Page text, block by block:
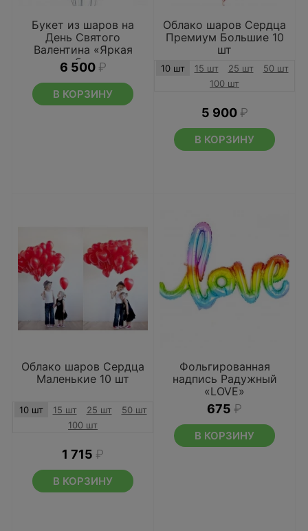
Букет из шаров на
День Святого
Валентина «Яркая
любовь»
6 500 ₽
В КОРЗИНУ
Облако шаров Сердца
Премиум Большие 10
шт
10 шт 15 шт 25 шт
50 шт
100 шт
5 900 ₽
В КОРЗИНУ
Облако шаров Сердца
Маленькие 10 шт
10 шт 15 шт 25 шт
50 шт
100 шт
1 715 ₽
В КОРЗИНУ
Фольгированная
надпись Радужный
«LOVE»
675 ₽
В КОРЗИНУ